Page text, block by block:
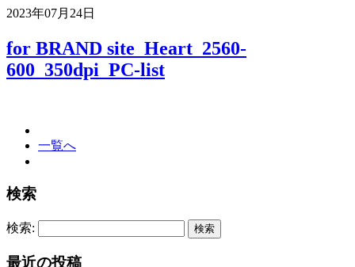
2023年07月24日
for BRAND site_Heart_2560-
600_350dpi_PC-list
一覧へ
検索
検索:
最近の投稿